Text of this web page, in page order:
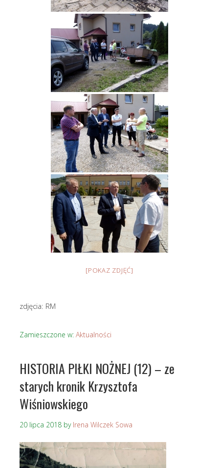
[POKAZ ZDJĘĆ]
zdjęcia: RM
Zamieszczone w: Aktualności
HISTORIA PIŁKI NOŻNEJ (12) – ze
starych kronik Krzysztofa
Wiśniowskiego
20 lipca 2018 by Irena Wilczek Sowa